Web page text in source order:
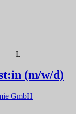
L
(m/w/d)
GmbH